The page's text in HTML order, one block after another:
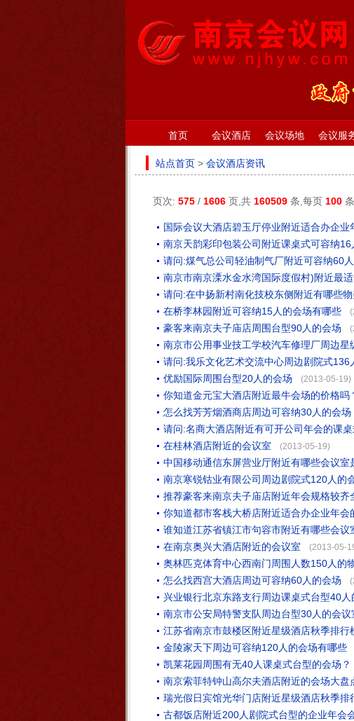
首页 会议酒店 会议场地 会议服
站点首页 > 会议酒店资讯
页次: 575 / 1606 页,共 160509 条,每页 100 条
国际会议大酒店碧玉厅停业附近适合办企
南京天韵彩印包装公司附近课桌式可容纳
请问:煤气总公司轻油制气厂附近可容纳60
南京市南京溧水金水湾国际度假村)附近最
请问:在中扬新村南化技校东侧附近有哪些
在桥李林园附近可容纳15人的会场有哪些
豪客来南京夫子庙店周围台型90人的会场
南京市公用事业技工学校汽车修理厂周边
请问:我乐文化艺术交流中心周边剧院式
优励国际周围台型20人的会场 (2013-05-19)
你知道金元宝大酒店附近最牛会场的价格吗
怎么找芳芳烟酒商店周边可容纳30人的会场
请问:名商大酒店附近有可开公司年会的课
在桂林酒店附近的会议室 (2013-05-19)
中国移动通信东屏营业厅附近有哪些会议室
南京寒锐钴业有限公司周边剧院式120人的
推荐豪客来南京夫子庙店附近年会规格较齐
你知道都市客栈大桥店附近适合办企业年会
谁知道江苏省镇江市句容市附近有哪些会议
在南京奥兴大酒店附近的会议室 (2013-05-
奥林匹克体育中心西南门周围人数150人的
怎么找西宫大酒店周边可容纳60人的会场
兴业银行北京东路支行周边课桌式台型40
南京市公安局特警支队周边台型30人的会议
江苏省南京市鼓楼区附近星级酒店秋季排行
金陵家天下周边可容纳120人的会场有哪些
凯莱花园周围有无40人课桌式台型的会场？
南京索菲特钟山高尔夫酒店附近的会场大盘
瑞光假日宾馆光华门店附近星级酒店秋季排
古都饭店附近200人剧院式台型的企业年会